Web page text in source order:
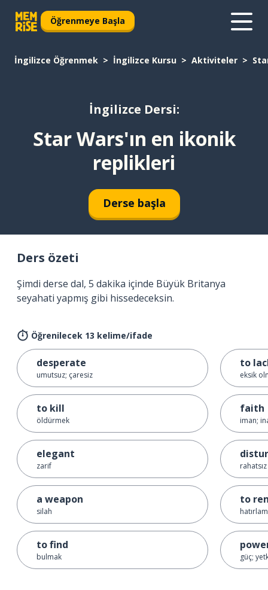
Öğrenmeye Başla
İngilizce Öğrenmek İngilizce Kursu Aktiviteler
İngilizce Dersi:
Star Wars'ın en ikonik
replikleri
Derse başla
Ders özeti
Şimdi derse dal, 5 dakika içinde Büyük Britanya
seyahati yapmış gibi hissedeceksin.
Öğrenilecek 13 kelime/ifade
desperate
umutsuz; çaresiz
to kill
öldürmek
elegant
zarif
a weapon
silah
to find
bulmak
to
eksik
faith
iman;
to
güç;